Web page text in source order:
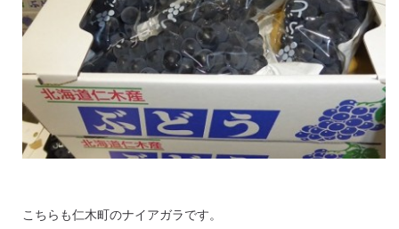
こちらも仁木町のナイアガラです。